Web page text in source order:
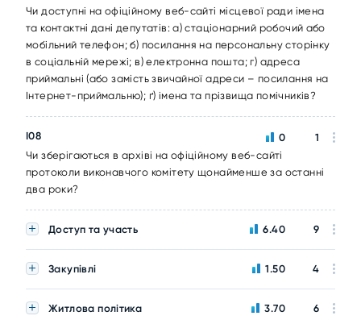
Чи доступні на офіційному веб-сайті місцевої ради імена
та контактні дані депутатів: а) стаціонарний робочий або
мобільний телефон; б) посилання на персональну сторінку
в соціальній мережі; в) електронна пошта; г) адреса
приймальні (або замість звичайної адреси – посилання на
Інтернет-приймальню); ґ) імена та прізвища помічників?
I08
Чи зберігаються в архіві на офіційному веб-сайті
протоколи виконавчого комітету щонайменше за останні
два роки?
0 1
Доступ та участь 6.40 9
Закупівлі 1.50 4
Житлова політика 3.70 6